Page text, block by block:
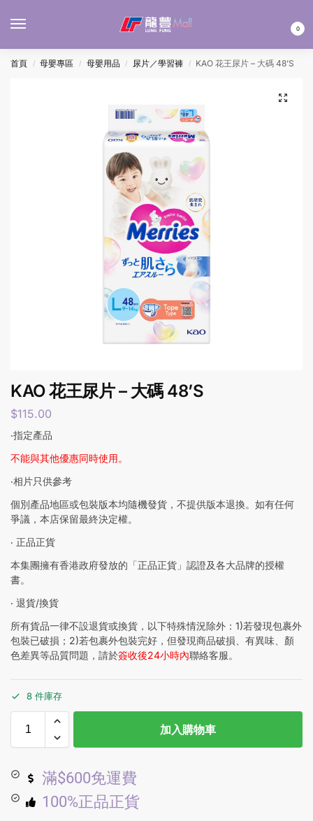
0
首頁 / 母嬰專區 / 母嬰用品 / 尿片／學習褲 / KAO 花王尿片 – 大碼 48’S
KAO 花王尿片 – 大碼 48’S
$115.00
‧指定產品
不能與其他優惠同時使用。
‧相片只供參考
個別產品地區或包裝版本均隨機發貨，不提供版本退換。如有任何
爭議，本店保留最終決定權。
‧ 正品正貨
本集團擁有香港政府發放的「正品正貨」認證及各大品牌的授權
書。
‧ 退貨/換貨
所有貨品一律不設退貨或換貨，以下特殊情況除外：1)若發現包裹外
包裝已破損；2)若包裹外包裝完好，但發現商品破損、有異味、顏
色差異等品質問題，請於簽收後24小時內聯絡客服。
8 件庫存
加入購物車
滿$600免運費
100%正品正貨